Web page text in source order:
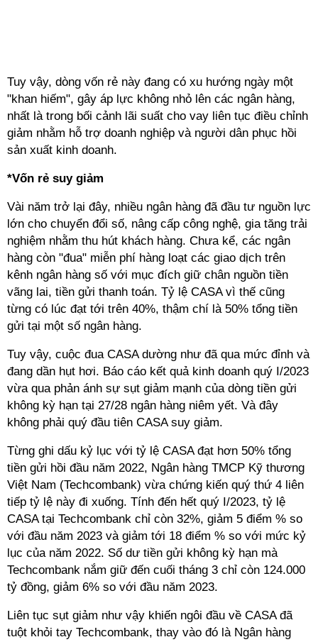
Tuy vậy, dòng vốn rẻ này đang có xu hướng ngày một
"khan hiếm", gây áp lực không nhỏ lên các ngân hàng,
nhất là trong bối cảnh lãi suất cho vay liên tục điều chỉnh
giảm nhằm hỗ trợ doanh nghiệp và người dân phục hồi
sản xuất kinh doanh.
*Vốn rẻ suy giảm
Vài năm trở lại đây, nhiều ngân hàng đã đầu tư nguồn lực
lớn cho chuyển đổi số, nâng cấp công nghệ, gia tăng trải
nghiệm nhằm thu hút khách hàng. Chưa kể, các ngân
hàng còn "đua" miễn phí hàng loạt các giao dịch trên
kênh ngân hàng số với mục đích giữ chân nguồn tiền
vãng lai, tiền gửi thanh toán. Tỷ lệ CASA vì thế cũng
từng có lúc đạt tới trên 40%, thậm chí là 50% tổng tiền
gửi tại một số ngân hàng.
Tuy vậy, cuộc đua CASA dường như đã qua mức đỉnh và
đang dần hụt hơi. Báo cáo kết quả kinh doanh quý I/2023
vừa qua phản ánh sự sụt giảm mạnh của dòng tiền gửi
không kỳ hạn tại 27/28 ngân hàng niêm yết. Và đây
không phải quý đầu tiên CASA suy giảm.
Từng ghi dấu kỷ lục với tỷ lệ CASA đạt hơn 50% tổng
tiền gửi hồi đầu năm 2022, Ngân hàng TMCP Kỹ thương
Việt Nam (Techcombank) vừa chứng kiến quý thứ 4 liên
tiếp tỷ lệ này đi xuống. Tính đến hết quý I/2023, tỷ lệ
CASA tại Techcombank chỉ còn 32%, giảm 5 điểm % so
với đầu năm 2023 và giảm tới 18 điểm % so với mức kỷ
lục của năm 2022. Số dư tiền gửi không kỳ hạn mà
Techcombank nắm giữ đến cuối tháng 3 chỉ còn 124.000
tỷ đồng, giảm 6% so với đầu năm 2023.
Liên tục sụt giảm như vậy khiến ngôi đầu về CASA đã
tuột khỏi tay Techcombank, thay vào đó là Ngân hàng